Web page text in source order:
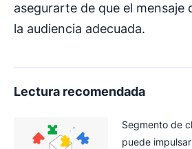
asegurarte de que el mensaje
la audiencia adecuada.
Lectura recomendada
Segmento de
puede